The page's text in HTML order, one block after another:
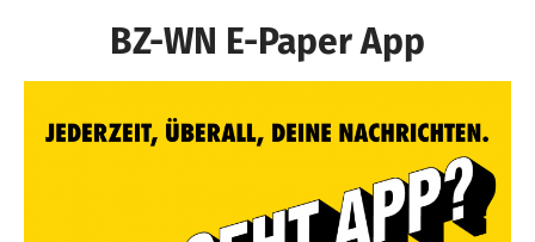
BZ-WN E-Paper App